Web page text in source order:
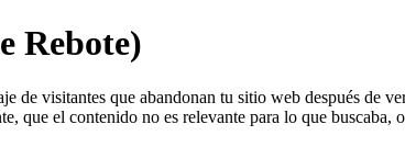
Rebote)
de visitantes que abandonan tu sitio web después
que el contenido no es relevante para lo que